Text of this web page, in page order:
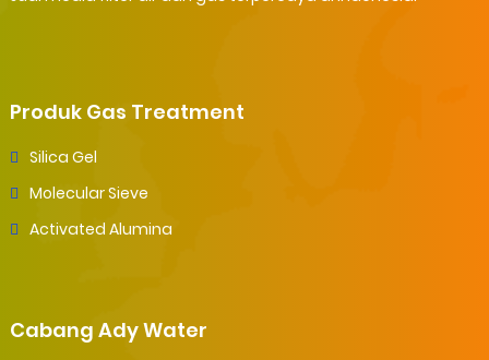
Produk Gas Treatment
Silica Gel
Molecular Sieve
Activated Alumina
Cabang Ady Water